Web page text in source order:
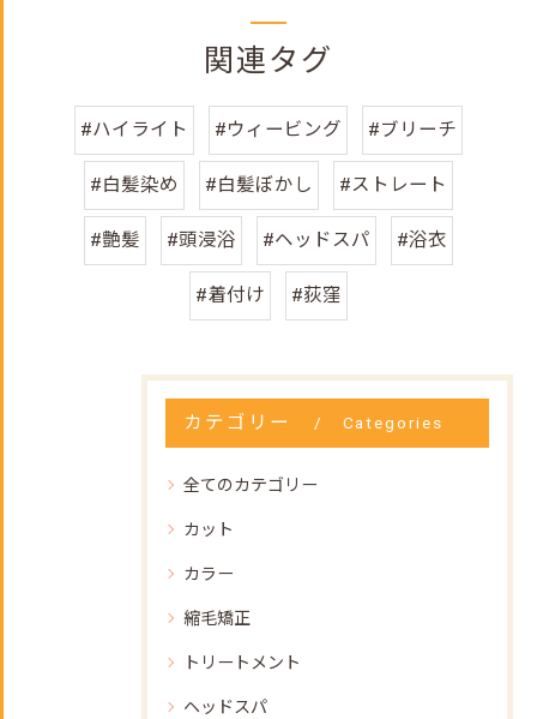
関連タグ
#ハイライト #ウィービング #ブリーチ
#白髪染め #白髪ぼかし #ストレート
#艶髪 #頭浸浴 #ヘッドスパ #浴衣
#着付け #荻窪
カテゴリー Categories
全てのカテゴリー
カット
カラー
縮毛矯正
トリートメント
ヘッドスパ